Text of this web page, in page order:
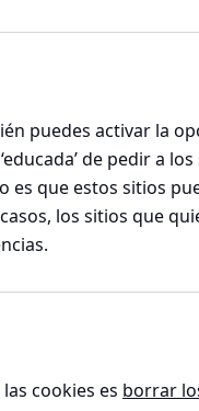
puedes activar la
de pedir a
es que estos sitios
los sitios que
cookies es borrar